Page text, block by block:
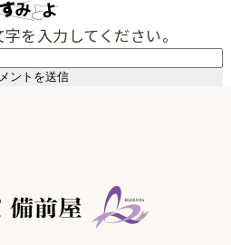
を入力してください。